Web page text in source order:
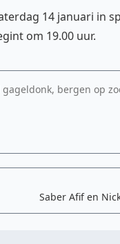
14 januari in
om 19.00 uur.
bergen op
Saber Afif en